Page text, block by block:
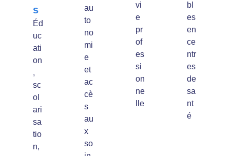
s
Éd
uc
ati
on
,
sc
ol
ari
sa
tio
n,
au
to
no
mi
e
et
ac
cè
s
au
x
so
vi
e
pr
of
es
si
on
ne
lle
bl
es
en
ce
ntr
es
de
sa
nt
é